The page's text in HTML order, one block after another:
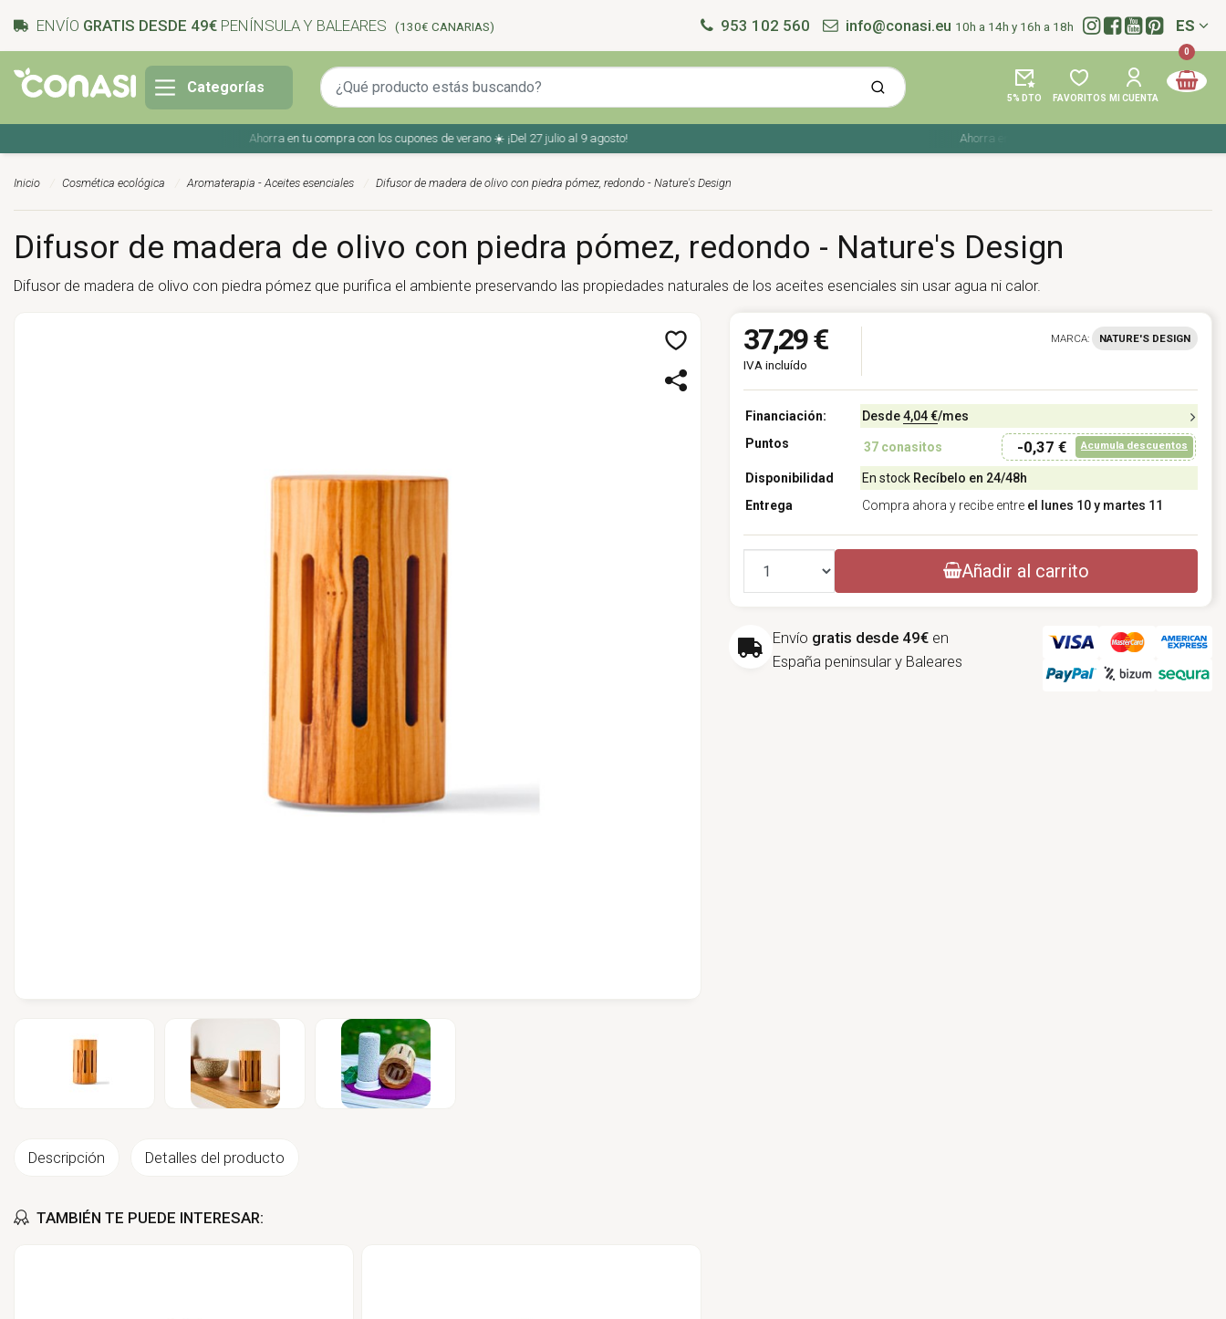
ENVÍO GRATIS DESDE 49€ PENÍNSULA Y BALEARES (130€ CANARIAS) 953 102 560 info@conasi.eu 10h a 14h y 16h a 18h Idioma:
ES
Categorías
5% DTO FAVORITOS MI CUENTA
0
Ahorra en tu compra con los cupones de verano ☀️ ¡Del 27 julio al 9 agosto! Ahorra en tu compra con los cupones de verano ☀️ ¡Del
Inicio Cosmética ecológica Aromaterapia - Aceites esenciales Difusor de madera de olivo con piedra pómez, redondo - Nature's Design
Difusor de madera de olivo con piedra pómez, redondo - Nature's Design
Difusor de madera de olivo con piedra pómez que purifica el ambiente preservando las propiedades naturales de los aceites esenciales sin usar agua ni calor.
Descripción Detalles del producto
TAMBIÉN TE PUEDE INTERESAR:
37,29 €
IVA incluído
MARCA: NATURE'S DESIGN
Financiación: Desde4,04 €/mes
Puntos
37conasitos -0,37 € Acumula descuentos
Disponibilidad En stock Recíbelo en 24/48h
Entrega
Compra ahora y recibe entre el lunes 10 y martes 11
Cantidad Añadir al carrito
Envío gratis desde 49€ en
España peninsular y Baleares